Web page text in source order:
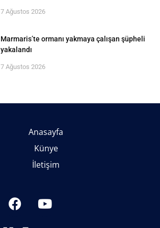
7 Ağustos 2026
Marmaris’te ormanı yakmaya çalışan şüpheli
yakalandı
7 Ağustos 2026
Anasayfa
Künye
İletişim